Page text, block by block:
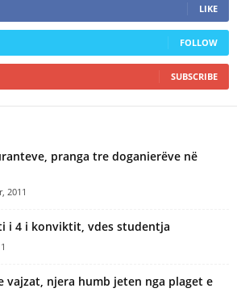
LIKE
FOLLOW
SUBSCRIBE
pranga tre doganierëve në
2011
i 4 i konviktit, vdes studentja
vajzat, njera humb jeten nga plaget e